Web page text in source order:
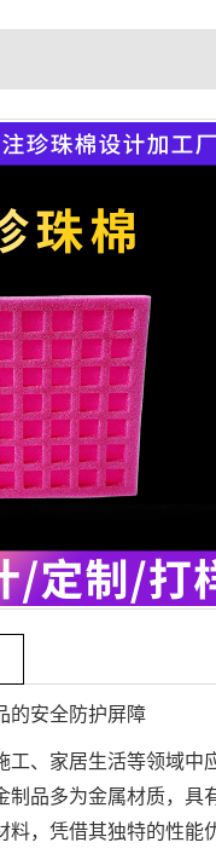
的安全防护屏障
工、家居生活等领域
制品多为金属材质，
料，凭借其独特的性